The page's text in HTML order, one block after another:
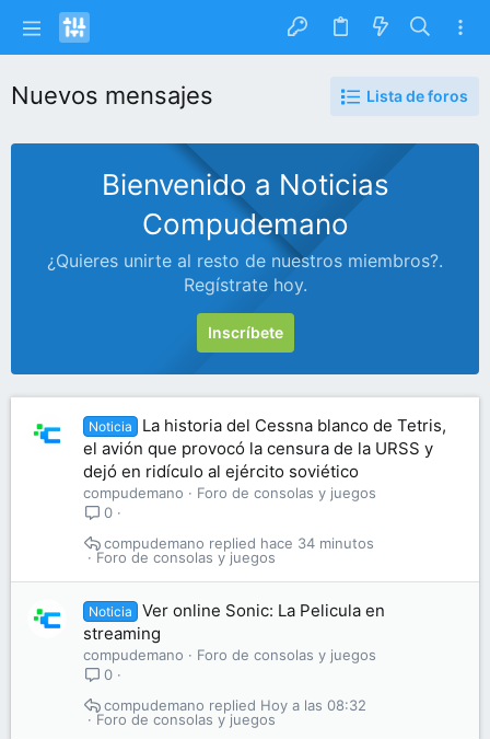
Nuevos mensajes Lista de foros
Bienvenido a Noticias
Compudemano
¿Quieres unirte al resto de nuestros miembros?.
Regístrate hoy.
Inscríbete
Noticia
La historia del Cessna blanco de Tetris,
el avión que provocó la censura de la URSS y
dejó en ridículo al ejército soviético
compudemano
Foro de consolas y juegos
0
Foro de consolas y juegos
hace 34 minutos
compudemano
Noticia
Ver online Sonic: La Pelicula en
streaming
compudemano
Foro de consolas y juegos
0
Foro de consolas y juegos
Hoy a las 08:32
compudemano